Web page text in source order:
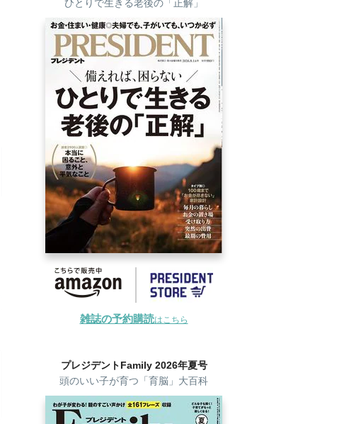
ひとりで生きる老後の「正解」
雑誌の予約購読はこちら
プレジデントFamily 2026年夏号
頭のいい子が育つ「育脳」大百科